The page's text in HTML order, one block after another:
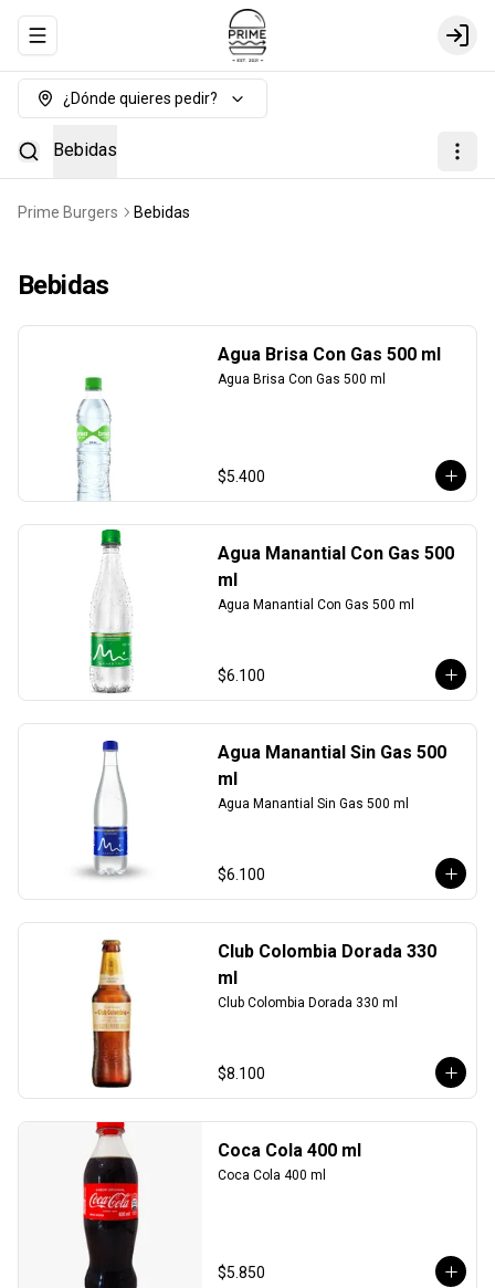
Abrir menu de navegación Login
¿Dónde quieres pedir?
Bebidas
Prime Burgers Bebidas
Bebidas
Agua Brisa Con Gas 500 ml
Agua Brisa Con Gas 500 ml
$5.400
Agua Manantial Con Gas 500
ml
Agua Manantial Con Gas 500 ml
$6.100
Agua Manantial Sin Gas 500
ml
Agua Manantial Sin Gas 500 ml
$6.100
Club Colombia Dorada 330
ml
Club Colombia Dorada 330 ml
$8.100
Coca Cola 400 ml
Coca Cola 400 ml
$5.850